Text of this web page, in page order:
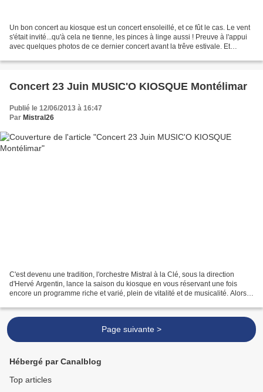
Un bon concert au kiosque est un concert ensoleillé, et ce fût le cas. Le vent
s'était invité...qu'à cela ne tienne, les pinces à linge aussi ! Preuve à l'appui
avec quelques photos de ce dernier concert avant la trêve estivale. Et
Concert 23 Juin MUSIC'O KIOSQUE Montélimar
Publié le 12/06/2013 à 16:47
Par Mistral26
C'est devenu une tradition, l'orchestre Mistral à la Clé, sous la direction
d'Hervé Argentin, lance la saison du kiosque en vous réservant une fois
encore un programme riche et varié, plein de vitalité et de musicalité. Alors
Page suivante >
Hébergé par Canalblog
Top articles